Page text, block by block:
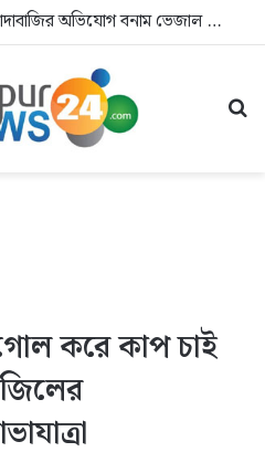
মিল্ক ভিটা ঘিরে উত্তেজনা: চাঁদাবাজির অভিযোগ বনাম ভেজাল দুধের জিডি
করে কাপ চাই